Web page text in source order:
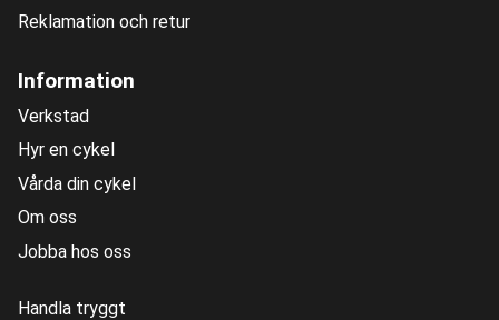
Reklamation och retur
Information
Verkstad
Hyr en cykel
Vårda din cykel
Om oss
Jobba hos oss
Handla tryggt